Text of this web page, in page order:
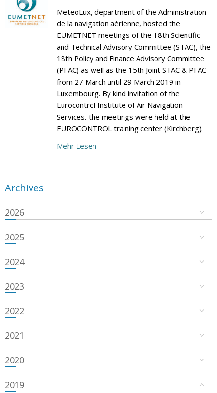
MeteoLux, department of the Administration
de la navigation aérienne, hosted the
EUMETNET meetings of the 18th Scientific
and Technical Advisory Committee (STAC), the
18th Policy and Finance Advisory Committee
(PFAC) as well as the 15th Joint STAC & PFAC
from 27 March until 29 March 2019 in
Luxembourg. By kind invitation of the
Eurocontrol Institute of Air Navigation
Services, the meetings were held at the
EUROCONTROL training center (Kirchberg).
Mehr Lesen
Archives
2026
2025
2024
2023
2022
2021
2020
2019